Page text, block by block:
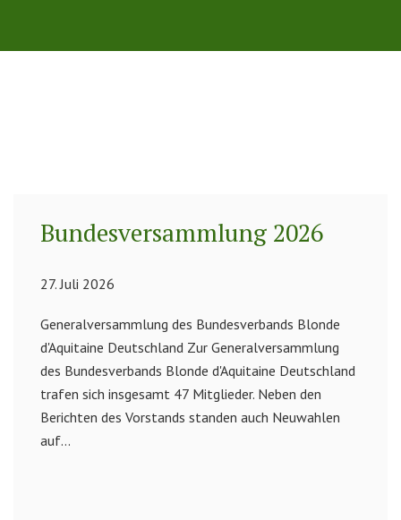
Bundesversammlung 2026
27. Juli 2026
Generalversammlung des Bundesverbands Blonde
d'Aquitaine Deutschland Zur Generalversammlung
des Bundesverbands Blonde d'Aquitaine Deutschland
trafen sich insgesamt 47 Mitglieder. Neben den
Berichten des Vorstands standen auch Neuwahlen
auf...